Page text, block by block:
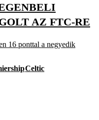
AZ FTC-RE
16 ponttal a negyedik
Celtic